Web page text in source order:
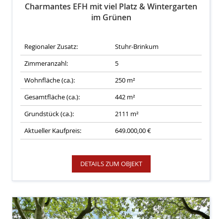
Charmantes EFH mit viel Platz & Wintergarten
im Grünen
Regionaler Zusatz:
Stuhr-Brinkum
Zimmeranzahl:
5
Wohnfläche (ca.):
250 m²
Gesamtfläche (ca.):
442 m²
Grundstück (ca.):
2111 m²
Aktueller Kaufpreis:
649.000,00 €
DETAILS ZUM OBJEKT